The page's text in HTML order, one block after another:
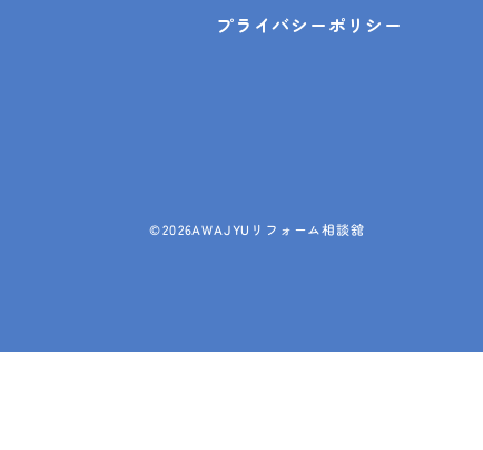
プライバシーポリシー
©2026AWAJYUリフォーム相談舘